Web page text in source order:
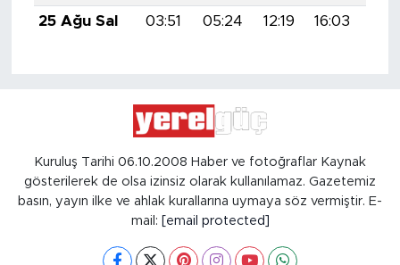
25 Ağu Sal
03:51 05:24 12:19 16:03
Kuruluş Tarihi 06.10.2008 Haber ve fotoğraflar Kaynak
gösterilerek de olsa izinsiz olarak kullanılamaz. Gazetemiz
basın, yayın ilke ve ahlak kurallarına uymaya söz vermiştir. E-
mail: [email protected]